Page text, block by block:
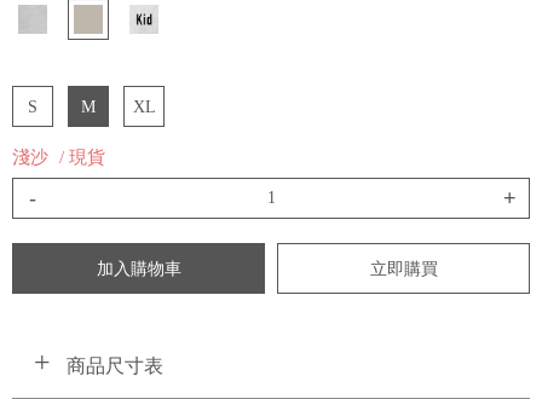
S M XL
淺沙 / 現貨
- +
加入購物車 立即購買
商品尺寸表